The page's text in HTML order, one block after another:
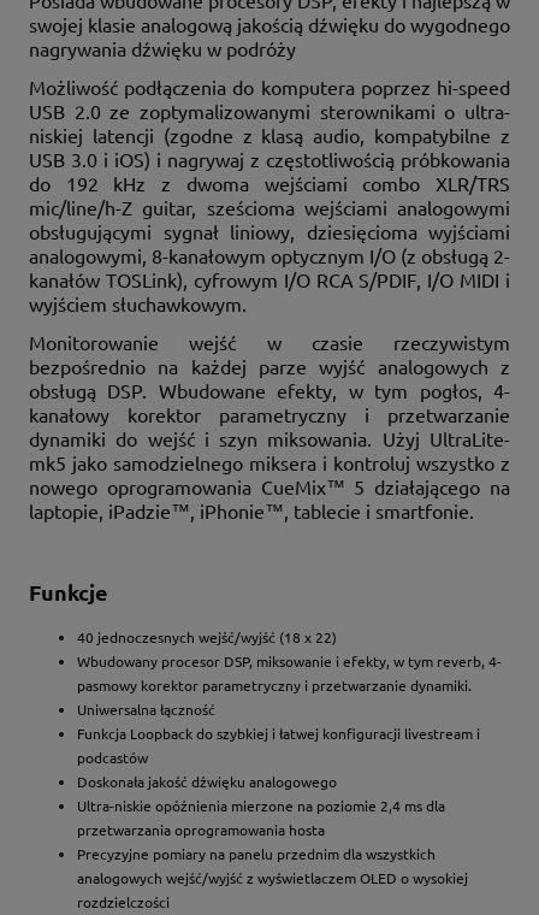
swojej klasie analogową jakością dźwięku do wygodnego
nagrywania dźwięku w podróży
Możliwość podłączenia do komputera poprzez hi-speed
USB 2.0 ze zoptymalizowanymi sterownikami o ultra-
niskiej latencji (zgodne z klasą audio, kompatybilne z
USB 3.0 i iOS) i nagrywaj z częstotliwością próbkowania
do 192 kHz z dwoma wejściami combo XLR/TRS
mic/line/h-Z guitar, sześcioma wejściami analogowymi
obsługującymi sygnał liniowy, dziesięcioma wyjściami
analogowymi, 8-kanałowym optycznym I/O (z obsługą 2-
kanałów TOSLink), cyfrowym I/O RCA S/PDIF, I/O MIDI i
wyjściem słuchawkowym.
Monitorowanie wejść w czasie rzeczywistym
bezpośrednio na każdej parze wyjść analogowych z
obsługą DSP. Wbudowane efekty, w tym pogłos, 4-
kanałowy korektor parametryczny i przetwarzanie
dynamiki do wejść i szyn miksowania. Użyj UltraLite-
mk5 jako samodzielnego miksera i kontroluj wszystko z
nowego oprogramowania CueMix™ 5 działającego na
laptopie, iPadzie™, iPhonie™, tablecie i smartfonie.
Funkcje
40 jednoczesnych wejść/wyjść (18 x 22)
Wbudowany procesor DSP, miksowanie i efekty, w tym reverb, 4-
pasmowy korektor parametryczny i przetwarzanie dynamiki.
Uniwersalna łączność
Funkcja Loopback do szybkiej i łatwej konfiguracji livestream i
podcastów
Doskonała jakość dźwięku analogowego
Ultra-niskie opóźnienia mierzone na poziomie 2,4 ms dla
przetwarzania oprogramowania hosta
Precyzyjne pomiary na panelu przednim dla wszystkich
analogowych wejść/wyjść z wyświetlaczem OLED o wysokiej
rozdzielczości